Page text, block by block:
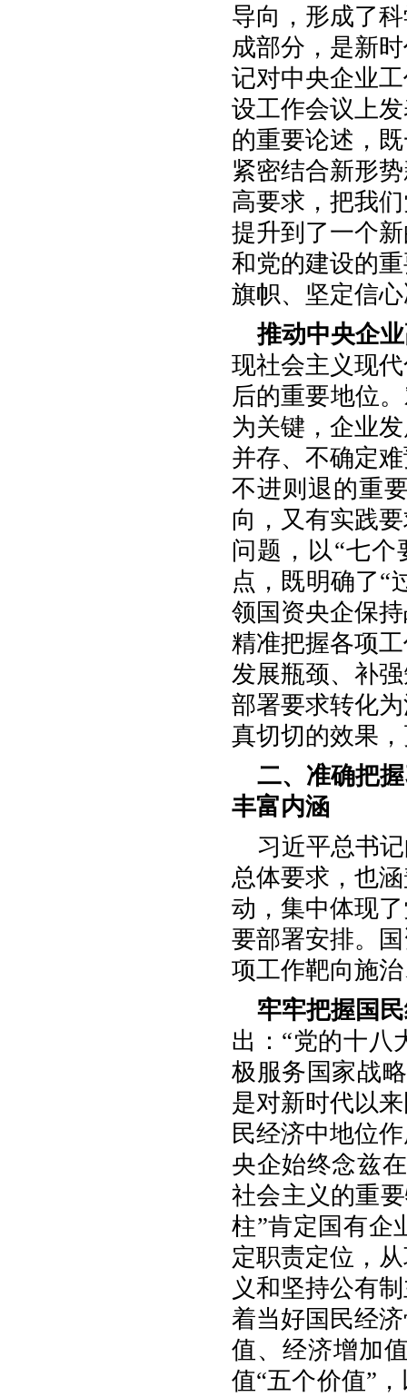
导向，形成了
成部分，是新
记对中央企业
设工作会议上
的重要论述，
紧密结合新形
高要求，把我
提升到了一个
和党的建设的
旗帜、坚定信
推动中央企
现社会主义现
后的重要地位
为关键，企业
并存、不确定
不进则退的重
向，又有实践
问题，以“七
点，既明确了“
领国资央企保
精准把握各项
发展瓶颈、补
部署要求转化
真切切的效果
二、准确把
丰富内涵
习近平总书
总体要求，也
动，集中体现
要部署安排。
项工作靶向施
牢牢把握国
出：“党的十八
极服务国家战
是对新时代以
民经济中地位
央企始终念兹
社会主义的重
柱”肯定国有企
定职责定位，
义和坚持公有
着当好国民经
值、经济增加
值“五个价值”